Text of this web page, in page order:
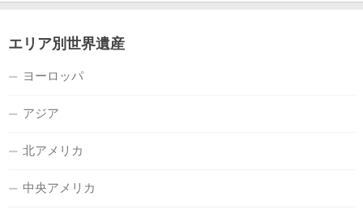
エリア別世界遺産
ヨーロッパ
アジア
北アメリカ
中央アメリカ